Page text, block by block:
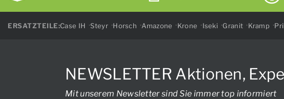
ERSATZTEILE:Case IH Steyr Horsch Amazone Krone Iseki Granit Kramp
NEWSLETTER Aktionen,
Mit unserem Newsletter sind Sie immer top informiert